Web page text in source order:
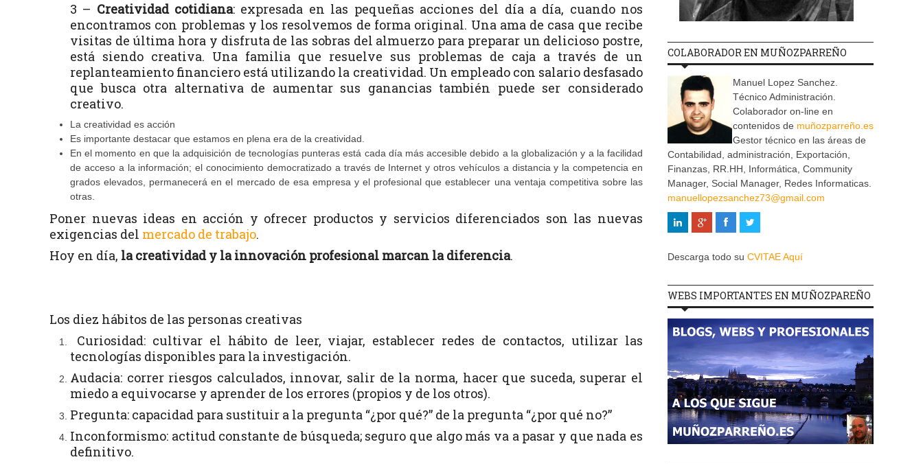
3 – Creatividad cotidiana: expresada en las pequeñas acciones del día a día, cuando nos
encontramos con problemas y los resolvemos de forma original. Una ama de casa que recibe
visitas de última hora y disfruta de las sobras del almuerzo para preparar un delicioso postre,
está siendo creativa. Una familia que resuelve sus problemas de caja a través de un
replanteamiento financiero está utilizando la creatividad. Un empleado con salario desfasado
que busca otra alternativa de aumentar sus ganancias también puede ser considerado
creativo.
La creatividad es acción
Es importante destacar que estamos en plena era de la creatividad.
En el momento en que la adquisición de tecnologías punteras está cada día más accesible debido a la globalización y a la facilidad
de acceso a la información; el conocimiento democratizado a través de Internet y otros vehículos a distancia y la competencia en
grados elevados, permanecerá en el mercado de esa empresa y el profesional que establecer una ventaja competitiva sobre las
otras.
Poner nuevas ideas en acción y ofrecer productos y servicios diferenciados son las nuevas
exigencias del mercado de trabajo.
Hoy en día, la creatividad y la innovación profesional marcan la diferencia.
Los diez hábitos de las personas creativas
Curiosidad: cultivar el hábito de leer, viajar, establecer redes de contactos, utilizar las
tecnologías disponibles para la investigación.
Audacia: correr riesgos calculados, innovar, salir de la norma, hacer que suceda, superar el
miedo a equivocarse y aprender de los errores (propios y de los otros).
Pregunta: capacidad para sustituir a la pregunta “¿por qué?” de la pregunta “¿por qué no?”
Inconformismo: actitud constante de búsqueda; seguro que algo más va a pasar y que nada es
definitivo.
COLABORADOR EN MUÑOZPARREÑO
Manuel Lopez Sanchez.
Técnico Administración.
Colaborador on-line en
contenidos de muñozparreño.es
Gestor técnico en las áreas de
Contabilidad, administración, Exportación,
Finanzas, RR.HH, Informática, Community
Manager, Social Manager, Redes Informaticas.
manuellopezsanchez73@gmail.com
Descarga todo su CVITAE Aquí
WEBS IMPORTANTES EN MUÑOZPAREÑO